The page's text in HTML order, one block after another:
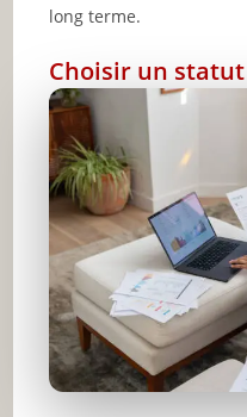
long terme.
Choisir un